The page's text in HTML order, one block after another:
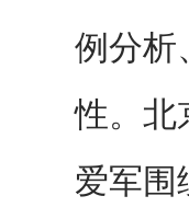
例分析
性。北
爱军围